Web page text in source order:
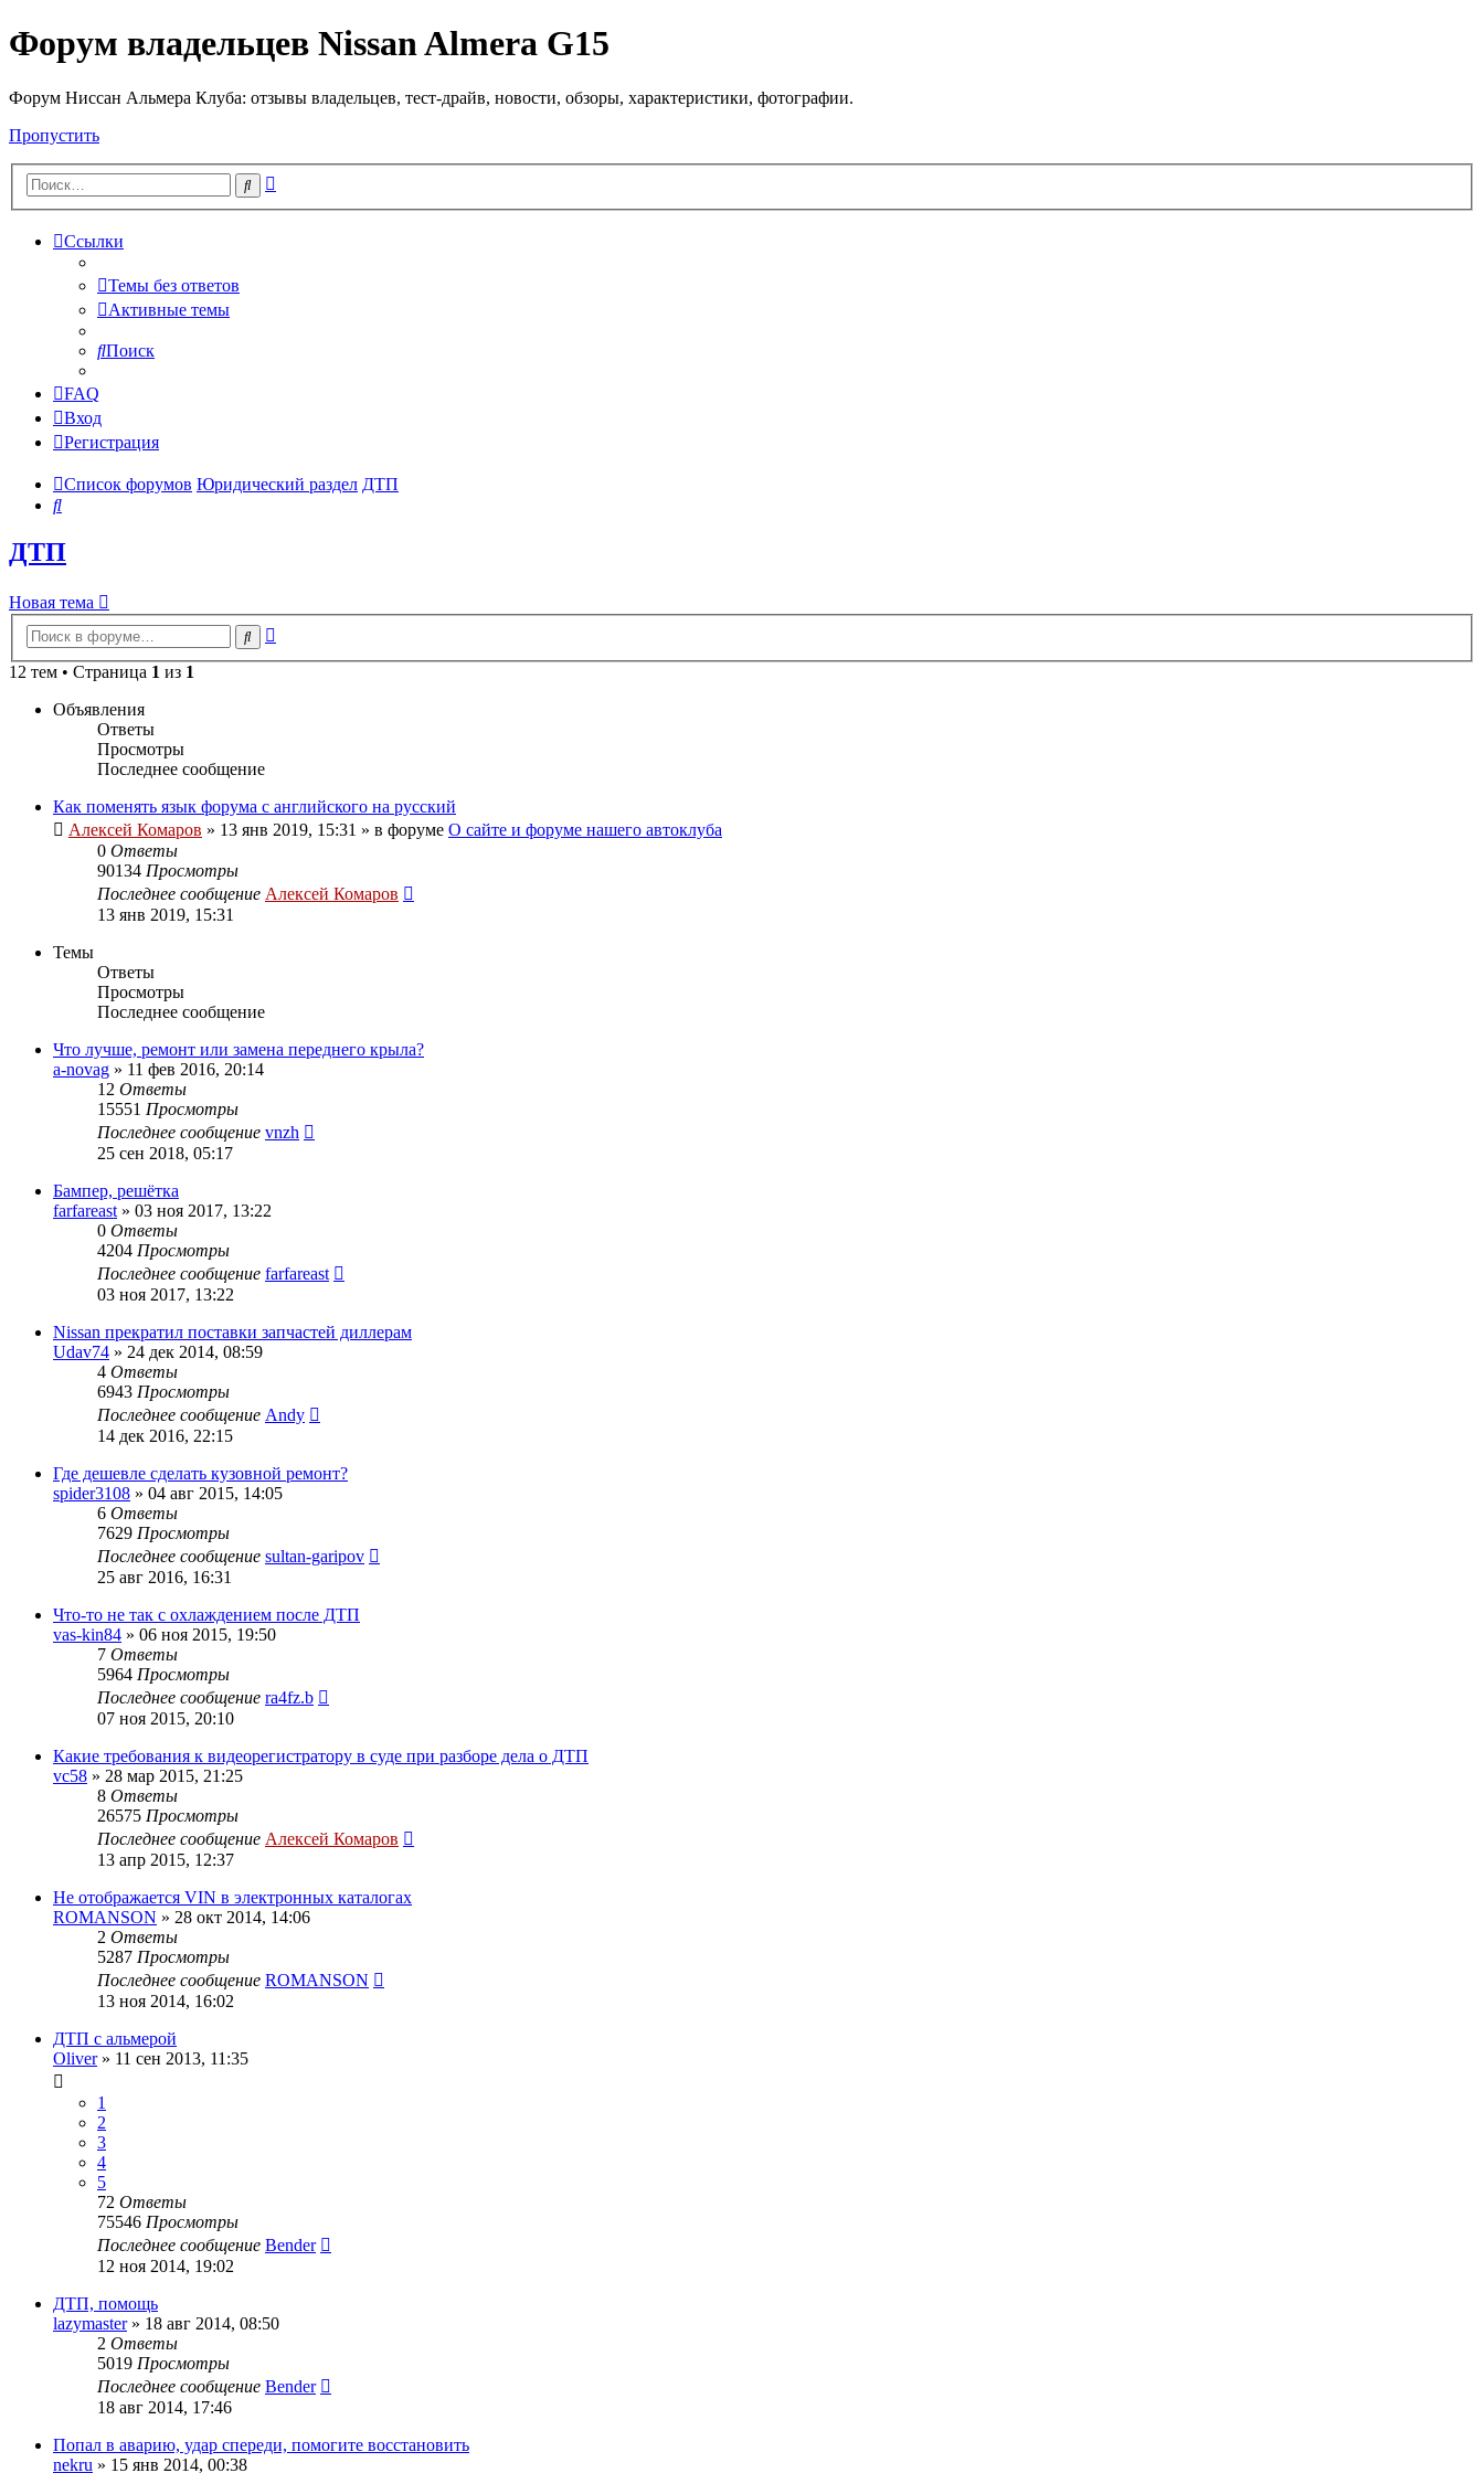
Форум владельцев Nissan Almera G15
Форум Ниссан Альмера Клуба: отзывы владельцев, тест-драйв, новости, обзоры, характеристики, фотографии.
Пропустить
Поиск
Ссылки
Темы без ответов
Активные темы
Поиск
FAQ
Вход
Регистрация
Список форумов Юридический раздел ДТП
Поиск
ДТП
Новая тема
Поиск
12 тем • Страница 1 из 1
Объявления
Ответы
Просмотры
Последнее сообщение
Как поменять язык форума с английского на русский
Алексей Комаров » 13 янв 2019, 15:31 » в форуме О сайте и форуме нашего автоклуба
0 Ответы
90134 Просмотры
Последнее сообщение Алексей Комаров
13 янв 2019, 15:31
Темы
Ответы
Просмотры
Последнее сообщение
Что лучше, ремонт или замена переднего крыла?
a-novag » 11 фев 2016, 20:14
12 Ответы
15551 Просмотры
Последнее сообщение vnzh
25 сен 2018, 05:17
Бампер, решётка
farfareast » 03 ноя 2017, 13:22
0 Ответы
4204 Просмотры
Последнее сообщение farfareast
03 ноя 2017, 13:22
Nissan прекратил поставки запчастей диллерам
Udav74 » 24 дек 2014, 08:59
4 Ответы
6943 Просмотры
Последнее сообщение Andy
14 дек 2016, 22:15
Где дешевле сделать кузовной ремонт?
spider3108 » 04 авг 2015, 14:05
6 Ответы
7629 Просмотры
Последнее сообщение sultan-garipov
25 авг 2016, 16:31
Что-то не так с охлаждением после ДТП
vas-kin84 » 06 ноя 2015, 19:50
7 Ответы
5964 Просмотры
Последнее сообщение ra4fz.b
07 ноя 2015, 20:10
Какие требования к видеорегистратору в суде при разборе дела о ДТП
vc58 » 28 мар 2015, 21:25
8 Ответы
26575 Просмотры
Последнее сообщение Алексей Комаров
13 апр 2015, 12:37
Не отображается VIN в электронных каталогах
ROMANSON » 28 окт 2014, 14:06
2 Ответы
5287 Просмотры
Последнее сообщение ROMANSON
13 ноя 2014, 16:02
ДТП с альмерой
Oliver» 11 сен 2013, 11:35
1
2
3
4
5
72 Ответы
75546 Просмотры
Последнее сообщение Bender
12 ноя 2014, 19:02
ДТП, помощь
lazymaster» 18 авг 2014, 08:50
2 Ответы
5019 Просмотры
Последнее сообщение Bender
18 авг 2014, 17:46
Попал в аварию, удар спереди, помогите восстановить
nekru » 15 янв 2014, 00:38